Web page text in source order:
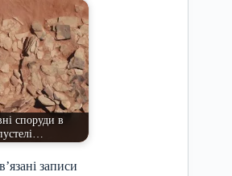
споруди в
записи